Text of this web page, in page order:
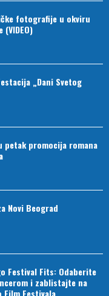
fotografije u okviru
„Dani Svetog
promocija romana
Novi Beograd
Festival Fits: Odaberite
i zablistajte na
Film Festivala